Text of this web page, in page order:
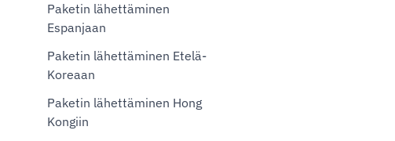
Paketin lähettäminen
Espanjaan
Paketin lähettäminen Etelä-
Koreaan
Paketin lähettäminen Hong
Kongiin